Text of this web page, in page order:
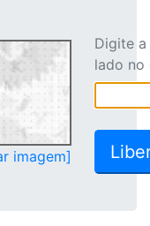
imagem]
Digite
lado no